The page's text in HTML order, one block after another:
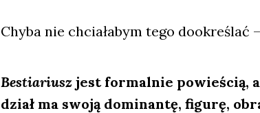
Chy­ba nie chcia­ła­bym tego dookre­ślać
Bestia­riusz jest for­mal­nie powie­ścią,
dział ma swo­ją domi­nan­tę, figu­rę,